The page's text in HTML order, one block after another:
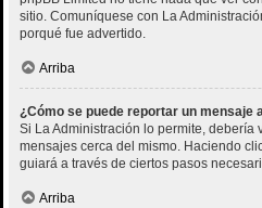
sitio. Comuníquese con La
porqué fue advertido.
Arriba
¿Cómo se puede reportar un mensaje
Si La Administración lo permite, debería
mensajes cerca del mismo. Haciendo
guiará a través de ciertos pasos
Arriba